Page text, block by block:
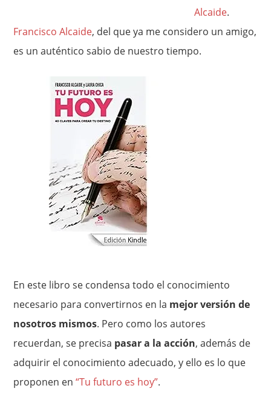
Alcaide.
Francisco Alcaide, del que ya me considero un amigo,
es un auténtico sabio de nuestro tiempo.
En este libro se condensa todo el conocimiento
necesario para convertirnos en la mejor versión de
nosotros mismos. Pero como los autores
recuerdan, se precisa pasar a la acción, además de
adquirir el conocimiento adecuado, y ello es lo que
proponen en“Tu futuro es hoy”.